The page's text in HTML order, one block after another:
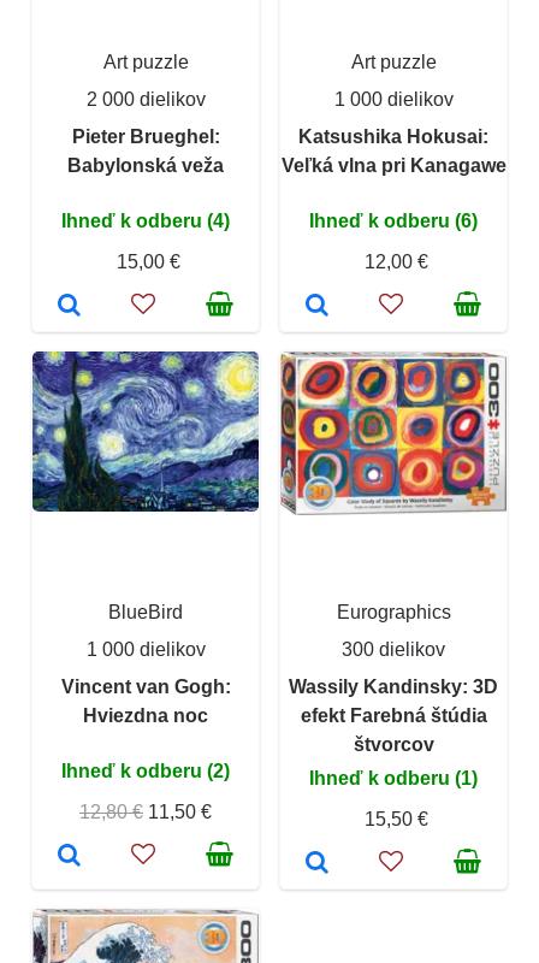
Art puzzle
2 000 dielikov
Pieter Brueghel:
Babylonská veža
Ihneď k odberu (4)
15,00 €
Art puzzle
1 000 dielikov
Katsushika Hokusai:
Veľká vlna pri Kanagawe
Ihneď k odberu (6)
12,00 €
BlueBird
1 000 dielikov
Vincent van Gogh:
Hviezdna noc
Ihneď k odberu (2)
12,80 € 11,50 €
Eurographics
300 dielikov
Wassily Kandinsky: 3D
efekt Farebná štúdia
štvorcov
Ihneď k odberu (1)
15,50 €